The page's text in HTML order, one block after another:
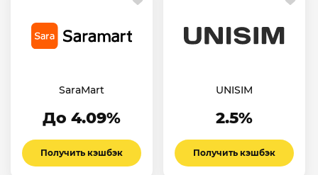
SaraMart
До 4.09%
Получить кэшбэк
UNISIM
2.5%
Получить кэшбэк